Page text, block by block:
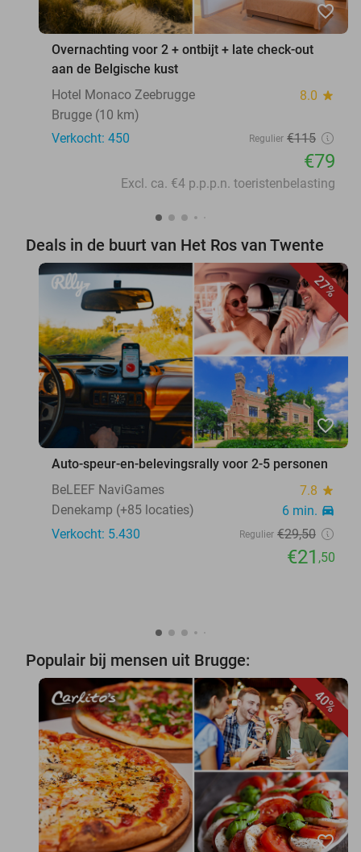
favorite_border
Overnachting voor 2 + ontbijt + late check-out
aan de Belgische kust
Hotel Monaco Zeebrugge
8.0 star
Brugge (10 km)
Verkocht: 450
Regulier €115
€79
Excl. ca. €4 p.p.p.n. toeristenbelasting
Deals in de buurt van Het Ros van Twente
27%
favorite_border
Auto-speur-en-belevingsrally voor 2-5 personen
BeLEEF NaviGames
7.8 star
Denekamp (+85 locaties) 6 min. directions_car
Verkocht: 5.430 Regulier €29,50
€21 ,50
Populair bij mensen uit Brugge:
40%
favorite_border